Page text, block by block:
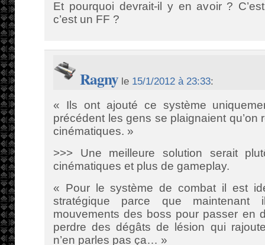
Et pourquoi devrait-il y en avoir ?
c’est un FF ?
Ragny le 15/1/2012 à 23:33:
« Ils ont ajouté ce système
précédent les gens se plaignaient qu’on
cinématiques. »
>>> Une meilleure solution serait
cinématiques et plus de gameplay.
« Pour le système de combat il est
stratégique parce que
mouvements des boss pour passer en
perdre des dégâts de lésion qui
n’en parles pas ça… »